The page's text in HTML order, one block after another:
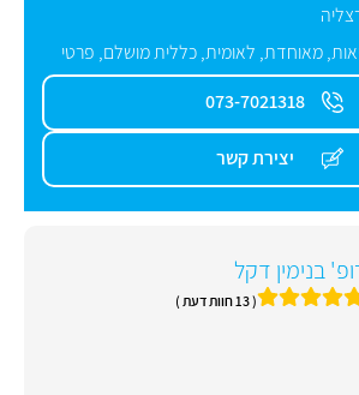
,מאוחדת, לאומית,כללית מושלם, פרטי
073-7021318
יצירת קשר
בנימין דקל
( 13 חוות דעת )